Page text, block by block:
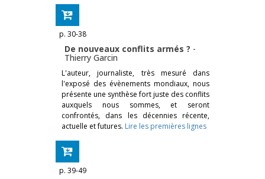
p. 30-38
De nouveaux conflits armés ? -
Thierry Garcin
L'auteur, journaliste, très mesuré dans
l'exposé des évènements mondiaux, nous
présente une synthèse fort juste des conflits
auxquels nous sommes, et seront
confrontés, dans les décennies récente,
actuelle et futures. Lire les premières lignes
p. 39-49